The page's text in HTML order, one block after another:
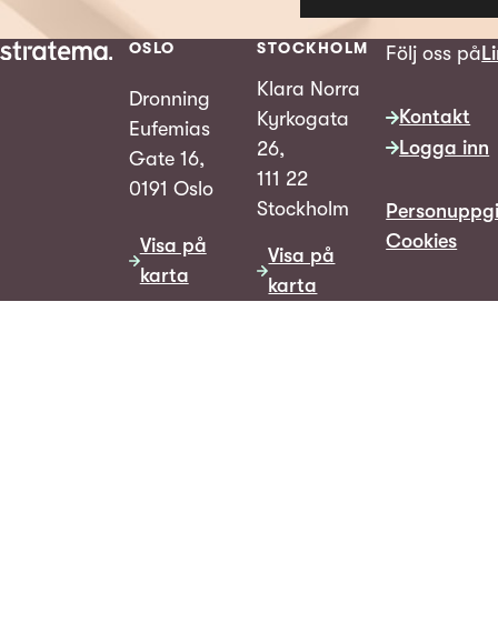
OSLO
Dronning
Eufemias
Gate 16,
0191 Oslo
Visa på
karta
STOCKHOLM
Klara Norra
Kyrkogata
26,
111 22
Stockholm
Visa på
karta
Följ oss på
Kontakt
Logga inn
Cookies